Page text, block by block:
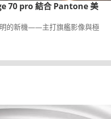
70 pro 結合 Pantone 美
的新機——主打旗艦影像與極